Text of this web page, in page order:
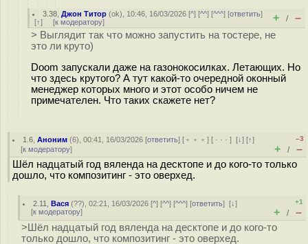
3.38 ,Джон Титор (ok), 10:46, 16/03/2026 [^] [^^] [^^^] [ответить]
[↑] [к модератору] + / –
> Выглядит так что можно запустить на тостере, не
это ли круто)
Doom запускали даже на газонокосилках. Летающих. Но
что здесь крутого? А тут какой-то очередной оконный
менеджер которых много и этот особо ничем не
примечателен. Что таких скажете нет?
1.6 ,Аноним (6), 00:41, 16/03/2026 [ответить] [ ﹢﹢﹢] [ · · ·][↓] [↑]
[к модератору]
–3
+ / –
Шёл надцатый год вяленда на десктопе и до кого-то только
дошло, что композитинг - это оверхед.
2.11 ,Вася (??), 02:21, 16/03/2026 [^] [^^] [^^^] [ответить][↓]
[к модератору]
+1
+ / –
>Шёл надцатый год вяленда на десктопе и до кого-то
только дошло, что композитинг - это оверхед.